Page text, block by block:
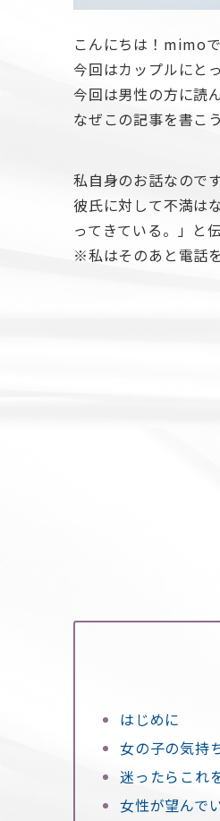
こんにちは！mimo
今回はカップルにと
今回は男性の方に読
なぜこの記事を書こ
私自身のお話なので
彼氏に対して不満は
ってきている。」と
※私はそのあと電話
はじめに
女の子の気持
迷ったらこれ
女性が望んで